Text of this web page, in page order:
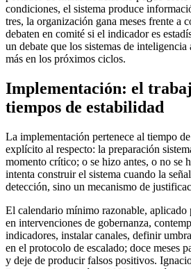
condiciones, el sistema produce
tres, la organización gana meses frente a
debaten en comité si el indicador es
un debate que los sistemas de
más en los próximos ciclos.
Implementación: el
tiempos de estabilidad
La implementación pertenece al tiempo
explícito al respecto: la preparación
momento crítico; o se hizo antes, o no se
intenta construir el sistema cuando la
detección, sino un mecanismo de
El calendario mínimo razonable, aplicado
en intervenciones de gobernanza,
indicadores, instalar canales, definir
en el protocolo de escalado; doce meses
y deje de producir falsos positivos.